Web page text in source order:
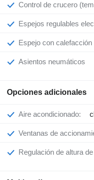
Control de crucero
Espejos regulables
Espejo con calefacción
Asientos neumáticos
Opciones adicionales
Aire acondicionado:
Ventanas de
Regulación de altura